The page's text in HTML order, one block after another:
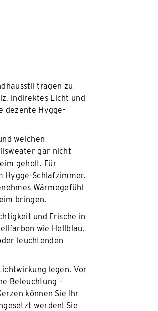
tragen zu
indirektes Licht und
dezente Hygge-
weichen
gar nicht
geholt. Für
Hygge-Schlafzimmer.
Wärmegefühl
bringen.
und Frische in
wie Hellblau,
leuchtenden
legen. Vor
Beleuchtung –
können Sie Ihr
werden! Sie